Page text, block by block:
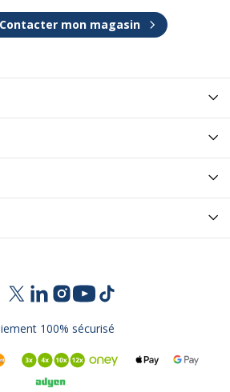
Contacter mon magasin
100% sécurisé